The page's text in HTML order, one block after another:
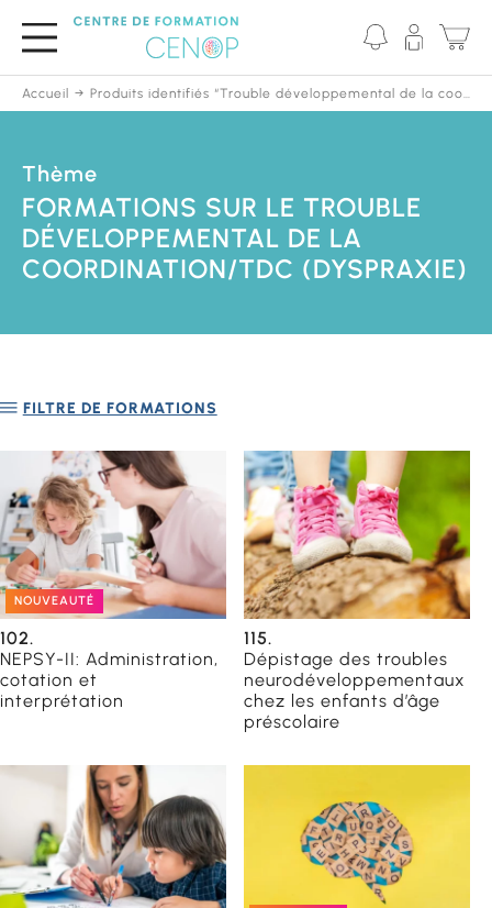
principal
Accueil Produits identifiés “Trouble développemental de la coordination/TDC (Dyspraxie)”
Thème
FORMATIONS SUR LE TROUBLE
DÉVELOPPEMENTAL DE LA
COORDINATION/TDC (DYSPRAXIE)
FILTRE DE FORMATIONS
NOUVEAUTÉ
102.
NEPSY-II: Administration,
cotation et
interprétation
115.
Dépistage des troubles
neurodéveloppementaux
chez les enfants d’âge
préscolaire